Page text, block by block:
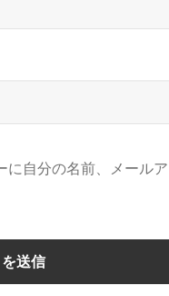
自分の名前、メール